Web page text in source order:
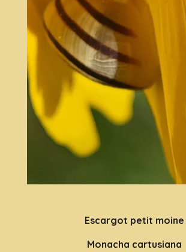
Escargot petit moine
Monacha cartusiana